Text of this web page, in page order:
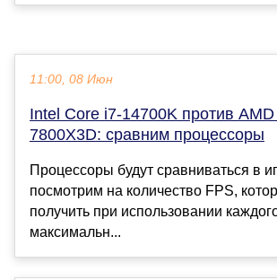
11:00, 08 Июн
Intel Core i7-14700K против
7800X3D: сравним процессоры
Процессоры будут сравниваться в
посмотрим на количество FPS,
получить при использовании
максимальн...